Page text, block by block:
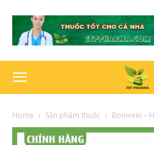
Home Sản phẩm thuốc Bonivein –